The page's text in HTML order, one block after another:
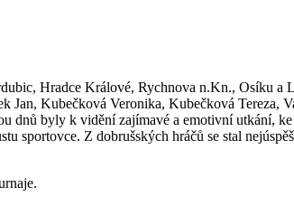
Hradce Králové, Rychnova n.Kn., Osíku a
Kubečková Veronika, Kubečková Tereza,
dnů byly k vidění zajímavé a emotivní utkání,
sportovce. Z dobrušských hráčů se stal